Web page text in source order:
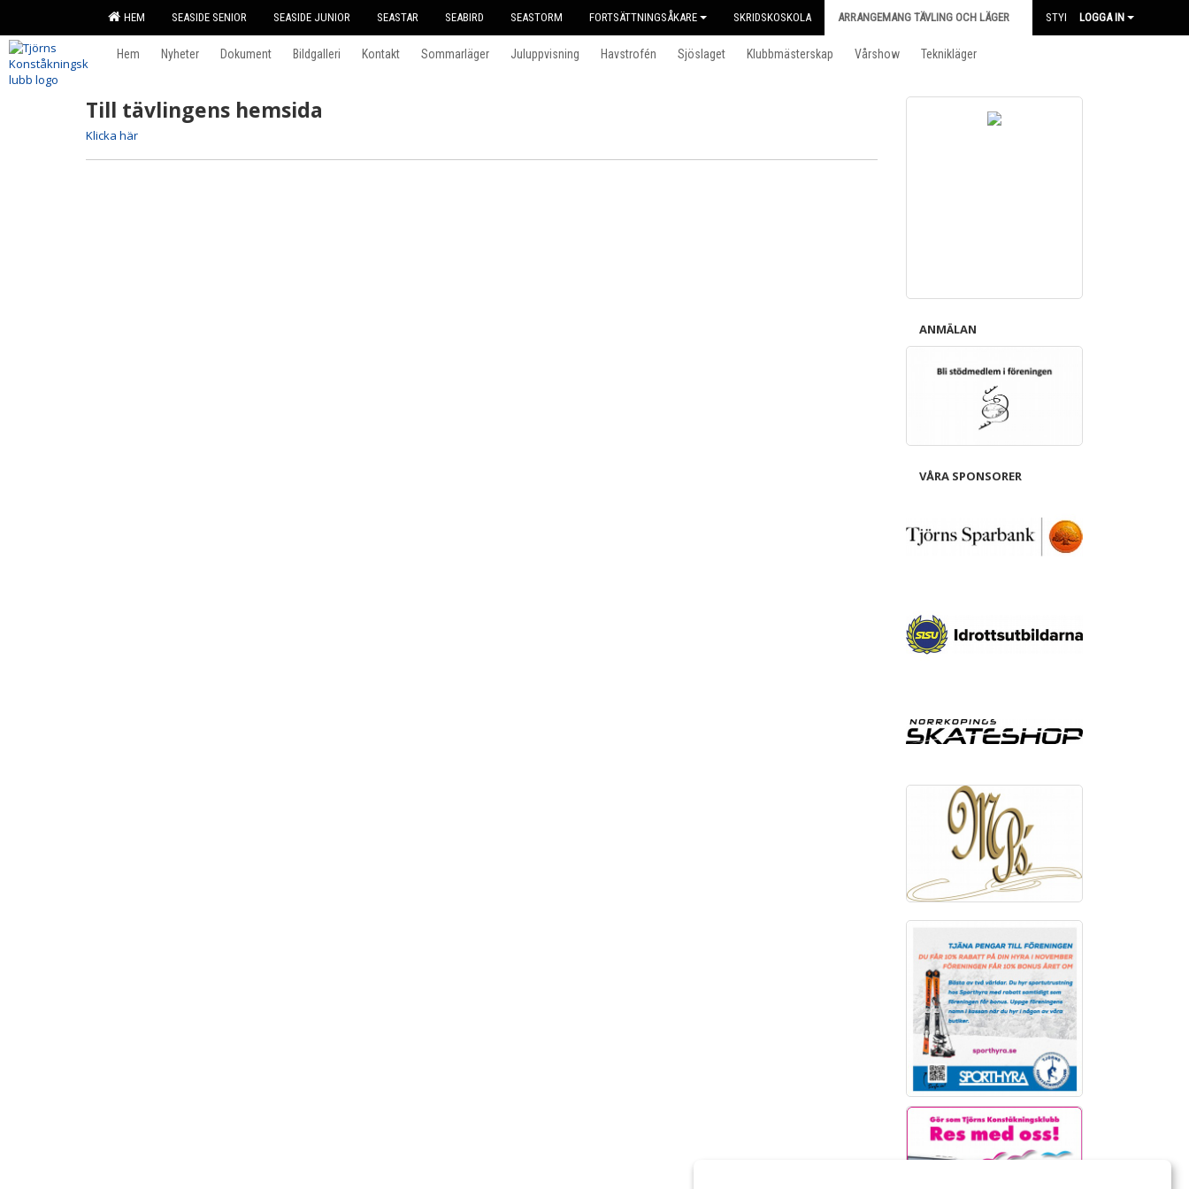
HEM SEASIDE SENIOR SEASIDE JUNIOR SEASTAR SEABIRD SEASTORM FORTSÄTTNINGSÅKARE SKRIDSKOSKOLA ARRANGEMANG TÄVLING OCH LÄGER STYRELSENLOGGA IN
Hem Nyheter Dokument Bildgalleri Kontakt Sommarläger Juluppvisning Havstrofén Sjöslaget Klubbmästerskap Vårshow Teknikläger
Till tävlingens hemsida
Klicka här
ANMÄLAN
VÅRA SPONSORER